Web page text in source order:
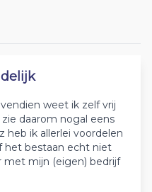
weet ik zelf vrij
daarom nogal eens
heb ik allerlei voordelen
het bestaan echt niet
met mijn (eigen) bedrijf